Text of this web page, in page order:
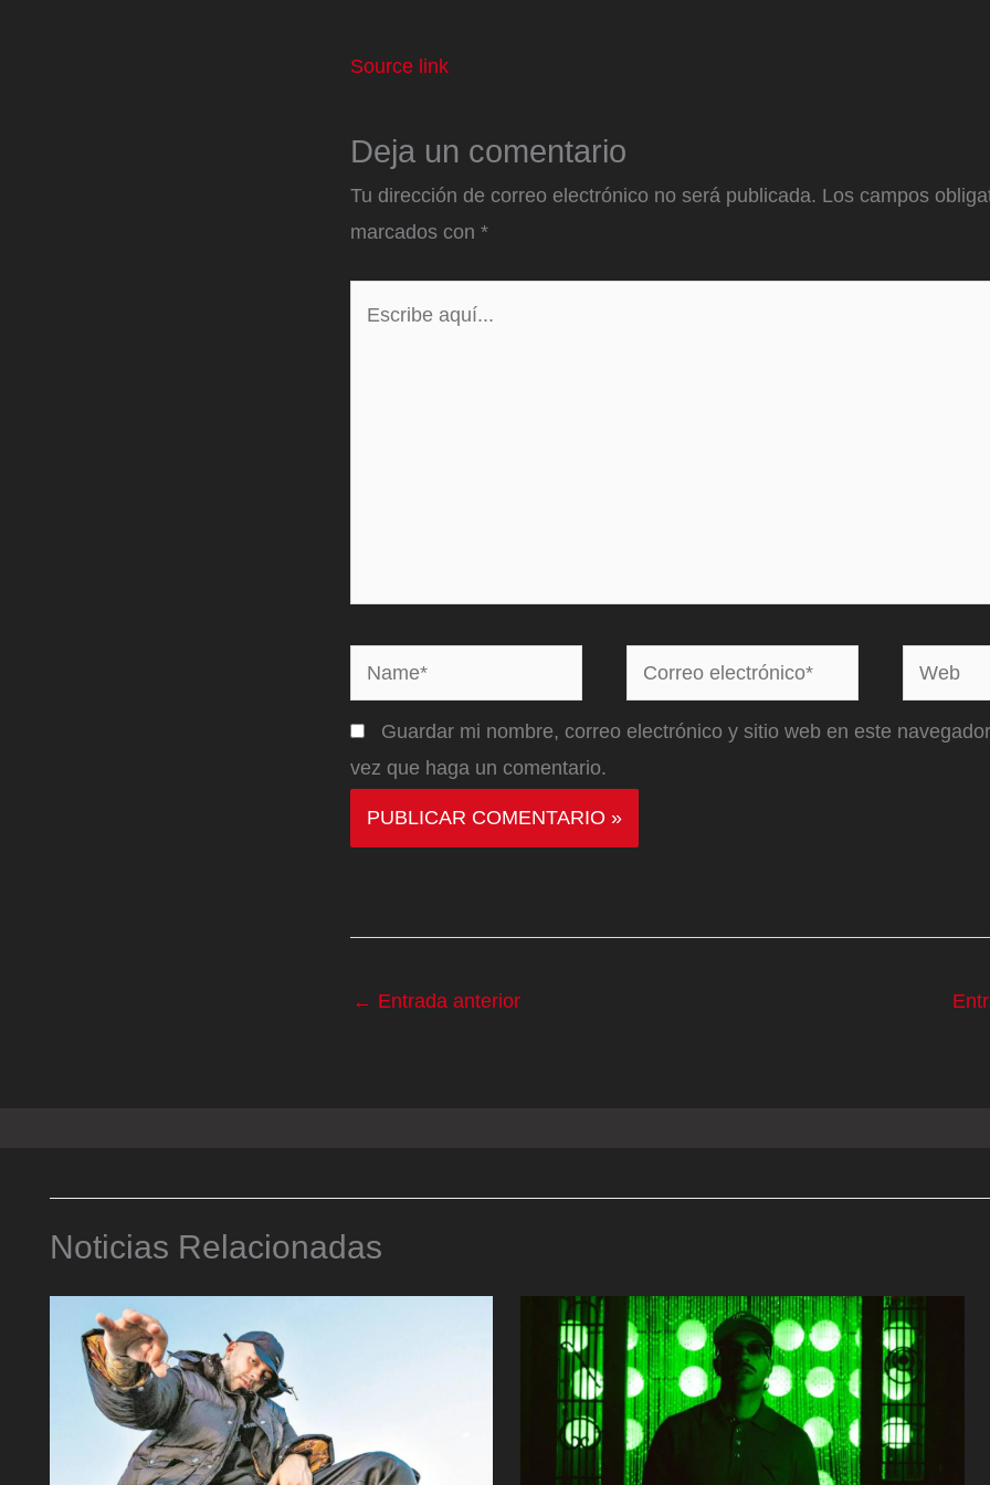
Source link
Deja un comentario
Tu dirección de correo electrónico no será publicada. Los campos
marcados con *
Name*
Correo
electrónico*
Web
Guardar mi nombre, correo electrónico y sitio web en este
vez que haga un comentario.
← Entrada anterior
Noticias Relacionadas